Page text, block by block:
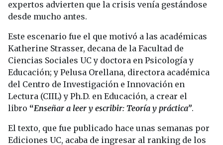
expertos advierten que la crisis venía gestándose
desde mucho antes.
Este escenario fue el que motivó a las académicas
Katherine Strasser, decana de la Facultad de
Ciencias Sociales UC y doctora en Psicología y
Educación; y Pelusa Orellana, directora académica
del Centro de Investigación e Innovación en
Lectura (CIIL) y Ph.D. en Educación, a crear el
libro “Enseñar a leer y escribir: Teoría y práctica”.
El texto, que fue publicado hace unas semanas por
Ediciones UC, acaba de ingresar al ranking de los